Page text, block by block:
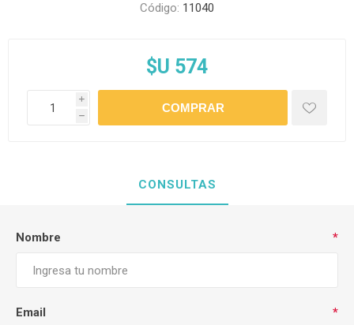
Código: 11040
$U 574
i
h
CONSULTAS
Nombre *
Email *